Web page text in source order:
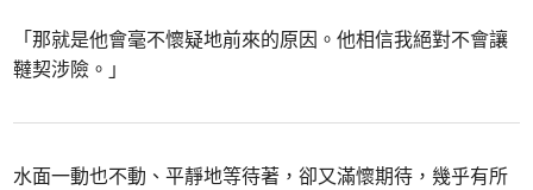
「那就是他會毫不懷疑地前來的原因。他相信我絕對不會讓
韃契涉險。」
水面一動也不動、平靜地等待著，卻又滿懷期待，幾乎有所